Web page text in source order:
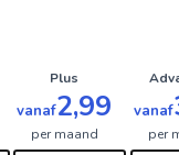
Plus
vanaf2,99
per maand
vanaf
per